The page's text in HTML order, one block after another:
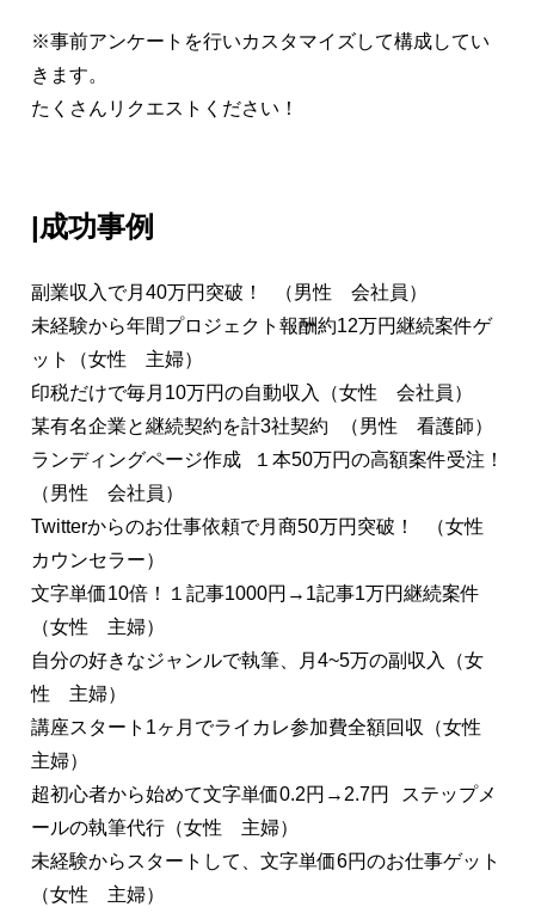
※事前アンケートを行いカスタマイズして構成してい
きます。
たくさんリクエストください！
|成功事例
副業収入で月40万円突破！ （男性 会社員）
未経験から年間プロジェクト報酬約12万円継続案件ゲ
ット（女性 主婦）
印税だけで毎月10万円の自動収入（女性 会社員）
某有名企業と継続契約を計3社契約 （男性 看護師）
ランディングページ作成 １本50万円の高額案件受注！
（男性 会社員）
Twitterからのお仕事依頼で月商50万円突破！ （女性
カウンセラー）
文字単価10倍！１記事1000円→1記事1万円継続案件
（女性 主婦）
自分の好きなジャンルで執筆、月4~5万の副収入（女
性 主婦）
講座スタート1ヶ月でライカレ参加費全額回収（女性
主婦）
超初心者から始めて文字単価0.2円→2.7円 ステップメ
ールの執筆代行（女性 主婦）
未経験からスタートして、文字単価6円のお仕事ゲット
（女性 主婦）